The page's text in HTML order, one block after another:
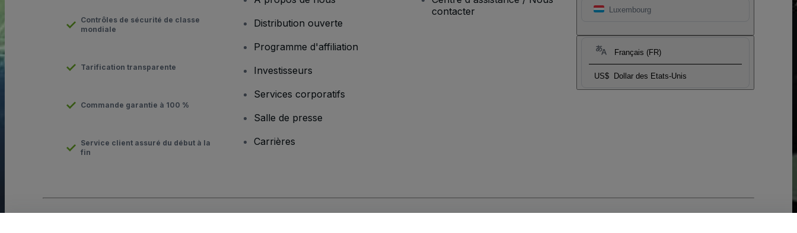
Luxembourg
Français (FR)
US$ Dollar des Etats-Unis
Contrôles de sécurité de classe
mondiale
Tarification transparente
Commande garantie à 100 %
Service client assuré du début à la
fin
Distribution ouverte
Programme d'affiliation
Investisseurs
Services corporatifs
Salle de presse
Carrières
contacter